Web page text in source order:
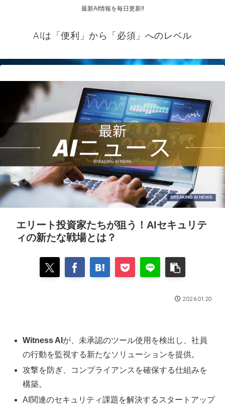
最新AI情報を毎日更新‼
AIは「便利」から「必須」へのレベル
エリート投資家たちが狙う！AIセキュリテ
ィの新たな戦場とは？
2026.01.20
Witness AI が、未承認のツール使用を検出し、社員
の行動を監視する新たなソリューションを提供。
攻撃を防ぎ、コンプライアンスを確保する仕組みを
構築。
AI関連のセキュリティ課題を解決するスタートアップ